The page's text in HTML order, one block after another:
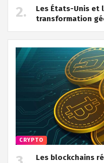
Les États-Unis et
transformation
CRYPTO
Les blockchains